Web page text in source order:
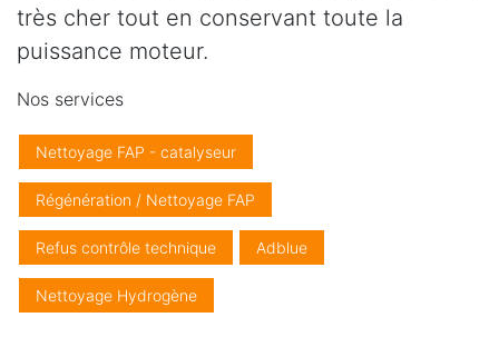
très cher tout en conservant toute la
puissance moteur.
Nos services
Nettoyage FAP - catalyseur
Régénération / Nettoyage FAP
Refus contrôle technique Adblue
Nettoyage Hydrogène